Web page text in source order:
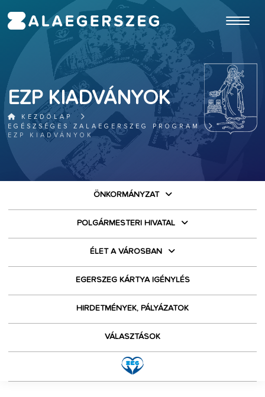
ugrás a fő tartalomhoz
EZP KIADVÁNYOK
KEZDŐLAP
EGÉSZSÉGES ZALAEGERSZEG PROGRAM
EZP KIADVÁNYOK
ÖNKORMÁNYZAT
POLGÁRMESTERI HIVATAL
ÉLET A VÁROSBAN
EGERSZEG KÁRTYA IGÉNYLÉS
HIRDETMÉNYEK, PÁLYÁZATOK
VÁLASZTÁSOK